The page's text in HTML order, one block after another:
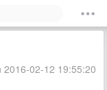
2016-02-12 19:55:20